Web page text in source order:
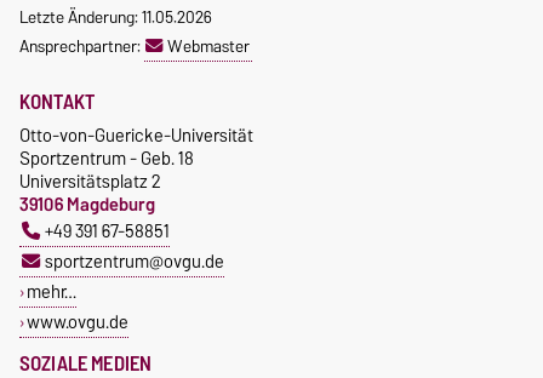
Letzte Änderung: 11.05.2026
Ansprechpartner:
Webmaster
SOZIALE MEDIEN
KONTAKT
Otto-von-Guericke-Universität
Sportzentrum - Geb. 18
Universitätsplatz 2
39106 Magdeburg
+49 391 67-58851
sportzentrum@ovgu.de
mehr…
www.ovgu.de